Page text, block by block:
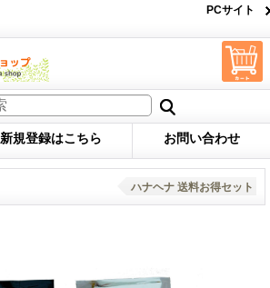
PCサイト
新規登録はこちら お問い合わせ
ハナヘナ 送料お得セット